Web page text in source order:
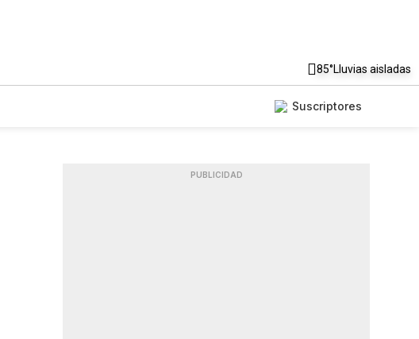
85°Lluvias aisladas
Suscriptores
PUBLICIDAD